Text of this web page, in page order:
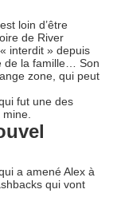
loin d’être
de River
interdit » depuis
de la famille… Son
zone, qui peut
fut une des
a amené Alex à
qui vont